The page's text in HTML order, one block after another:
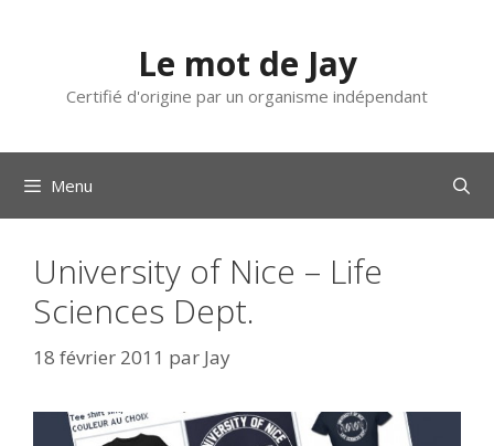
Le mot de Jay
Certifié d'origine par un organisme indépendant
Menu
University of Nice – Life
Sciences Dept.
18 février 2011 par Jay